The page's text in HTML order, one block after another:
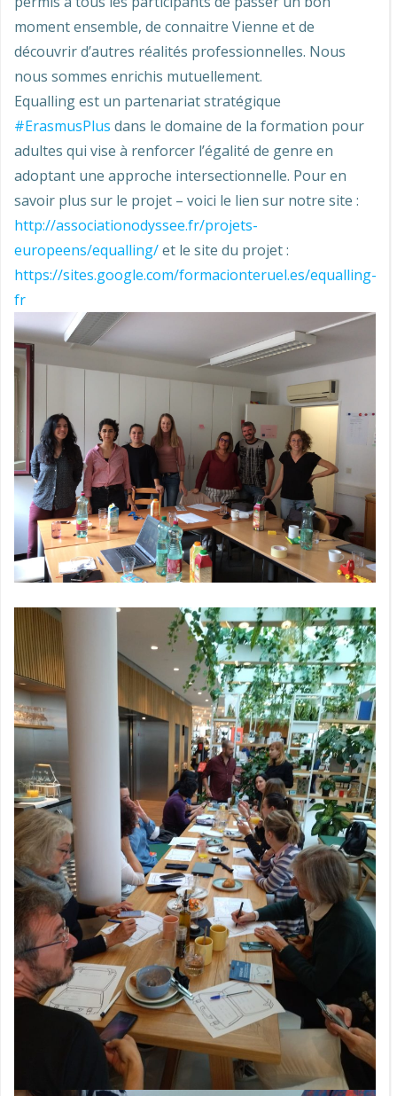
moment ensemble, de connaitre Vienne et de
découvrir d’autres réalités professionnelles. Nous
nous sommes enrichis mutuellement.
Equalling est un partenariat stratégique
#ErasmusPlus dans le domaine de la formation pour
adultes qui vise à renforcer l’égalité de genre en
adoptant une approche intersectionnelle. Pour en
savoir plus sur le projet – voici le lien sur notre site :
http://associationodyssee.fr/projets-
europeens/equalling/et le site du projet :
https://sites.google.com/formacionteruel.es/equalling-
fr